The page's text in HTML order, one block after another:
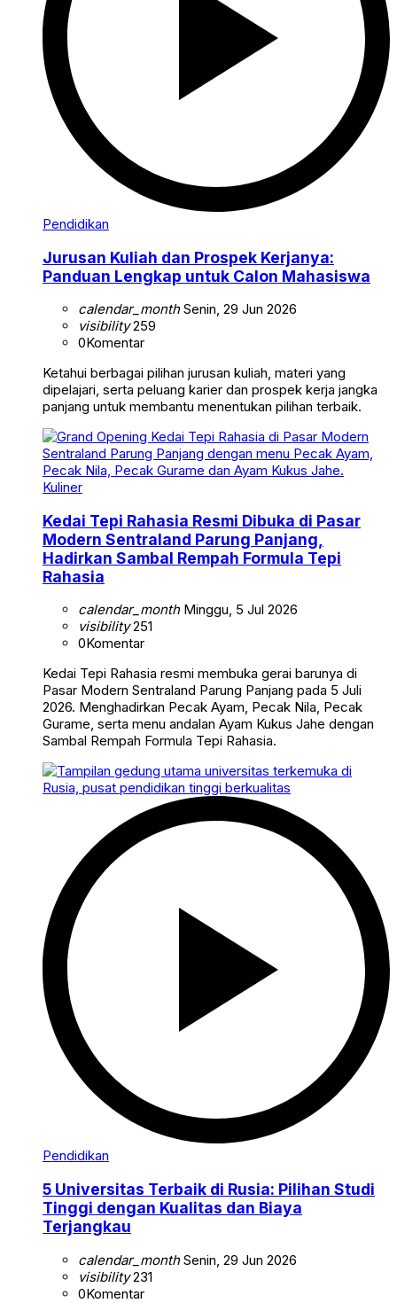
Pendidikan
Jurusan Kuliah dan Prospek Kerjanya:
Panduan Lengkap untuk Calon Mahasiswa
calendar_monthSenin, 29 Jun 2026
visibility259
0Komentar
Ketahui berbagai pilihan jurusan kuliah, materi yang
dipelajari, serta peluang karier dan prospek kerja jangka
panjang untuk membantu menentukan pilihan terbaik.
Kuliner
Kedai Tepi Rahasia Resmi Dibuka di Pasar
Modern Sentraland Parung Panjang,
Hadirkan Sambal Rempah Formula Tepi
Rahasia
calendar_monthMinggu, 5 Jul 2026
visibility251
0Komentar
Kedai Tepi Rahasia resmi membuka gerai barunya di
Pasar Modern Sentraland Parung Panjang pada 5 Juli
2026. Menghadirkan Pecak Ayam, Pecak Nila, Pecak
Gurame, serta menu andalan Ayam Kukus Jahe dengan
Sambal Rempah Formula Tepi Rahasia.
Pendidikan
5 Universitas Terbaik di Rusia: Pilihan Studi
Tinggi dengan Kualitas dan Biaya
Terjangkau
calendar_monthSenin, 29 Jun 2026
visibility231
0Komentar